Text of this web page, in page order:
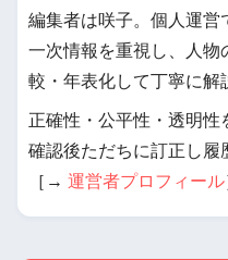
編集者は咲子。個人運営
一次情報を重視し、人物
較・年表化して丁寧に解
正確性・公平性・透明性
確認後ただちに訂正し履
［→ 運営者プロフィール